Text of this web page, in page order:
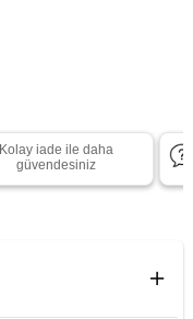
Kolay iade ile daha
güvendesiniz